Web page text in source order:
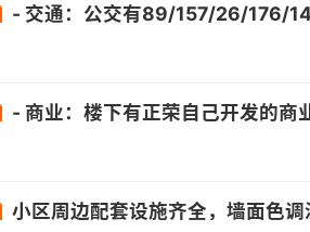
- 交通：公交有89/157/26/176/141/151/321/323/326/327/330葛岐站，171/336/141/芝山部队专线/82浦上大桥西，537桥头站；轨交方面，距离地铁2号线2公里，地铁8号线约500米；自驾可从市区宝龙二环路
- 商业：楼下有正荣自己开发的商业广场，购物、餐饮、娱乐等设施丰富，能满足日常消费和休闲娱乐需求。周边 3km（直线距离）内有万达广场(福州高新区店)、群升广场等购物中心，以及新华都超市(旗山大道店)、晓歧新苑便利店等众多超市，购物配套较好。 - 休闲：周边 3km（
小区周边配套设施齐全，墙面色调温馨，干